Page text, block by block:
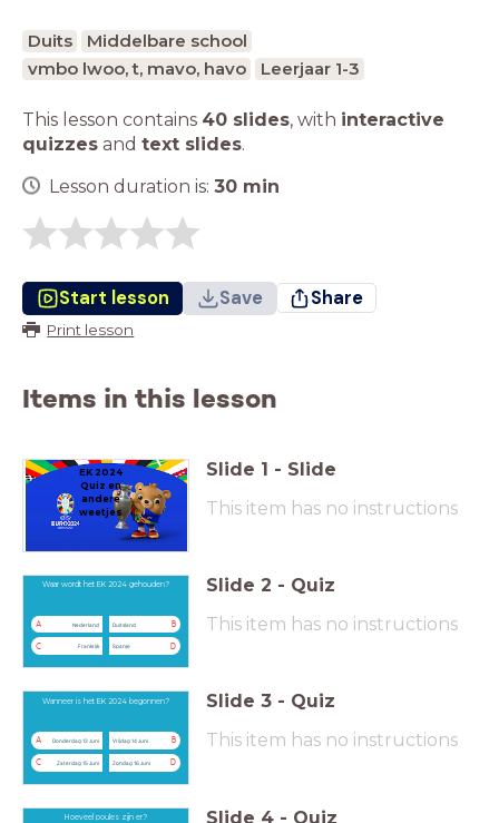
Duits
Middelbare school
vmbo lwoo, t, mavo, havo
Leerjaar 1-3
This lesson contains 40 slides, with interactive
quizzes and text slides.
Lesson duration is: 30 min
Start lesson Save Share
Print lesson
Items in this lesson
EK 2024
Quiz en
andere
weetjes
Slide 1 - Slide
This item has no instructions
Waar wordt het EK 2024 gehouden?
A Nederland B
Duitsland
C Frankrijk D
Spanje
Slide 2 - Quiz
This item has no instructions
Wanneer is het EK 2024 begonnen?
A Donderdag 13 Juni B
Vrijdag 14 Juni
C Zaterdag 15 Juni D
Zondag 16 Juni
Slide 3 - Quiz
This item has no instructions
Hoeveel poules zijn er? Slide 4 - Quiz